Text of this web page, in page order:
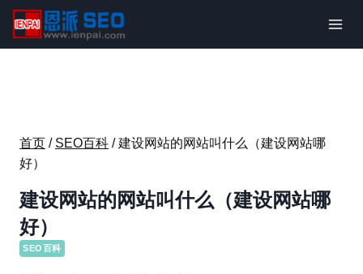
内
首页 / SEO百科 / 建设网站的网站叫什么（建设网站哪
好）
建设网站的网站叫什么（建设网站哪
好）
SEO百科